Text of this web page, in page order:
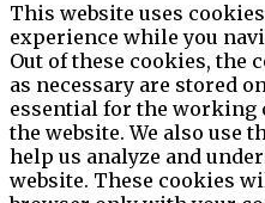
This website uses
experience while you
Out of these cookies, the
as necessary are stored
essential for the working
the website. We also use
help us analyze and
website. These cookies